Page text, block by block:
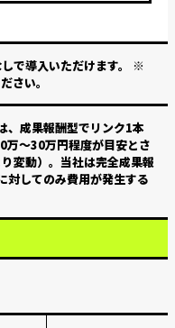
で導入いただけます。
※
さい。
、成果報酬型でリンク1本
万〜30万円程度が目安とさ
変動）。当社は完全成果報
対してのみ費用が発生する